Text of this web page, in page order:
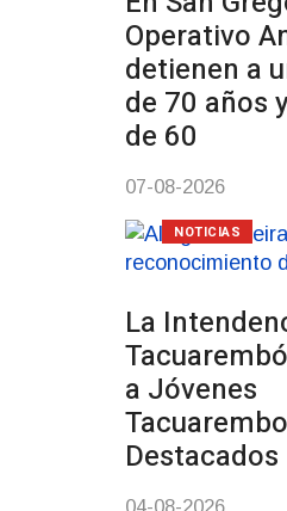
Operativo
detienen a
de 70 años
de 60
07-08-2026
La
a Jóvenes
Destacados
04-08-2026
NOTICIAS